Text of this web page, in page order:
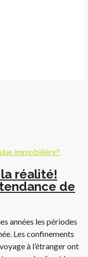
réalité!
de
années les périodes
Les confinements
à l’étranger ont